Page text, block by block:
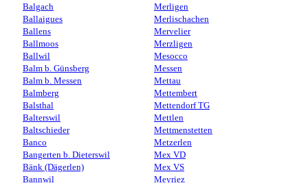
Balgach
Ballaigues
Ballens
Ballmoos
Ballwil
Balm b. Günsberg
Balm b. Messen
Balmberg
Balsthal
Balterswil
Baltschieder
Banco
Bangerten b. Dieterswil
Bänk (Dägerlen)
Bannwil
Merligen
Merlischachen
Mervelier
Merzligen
Mesocco
Messen
Mettau
Mettembert
Mettendorf TG
Mettlen
Mettmenstetten
Metzerlen
Mex VD
Mex VS
Meyriez